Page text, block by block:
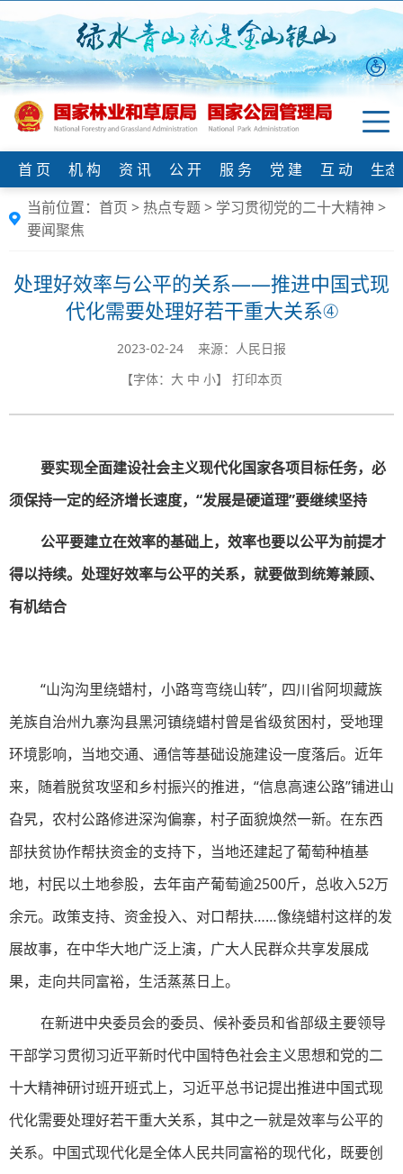
首 页 机 构 资 讯 公 开 服 务 党 建 互 动
生
当前位置： 首页 > 热点专题> 学习贯彻党的二十大精神 >
要闻聚焦
处理好效率与公平的关系——推进中国式现
代化需要处理好若干重大关系④
2023-02-24 来源：人民日报
【字体： 大 中 小】 打印本页
要实现全面建设社会主义现代化国家各项目标任务，必
须保持一定的经济增长速度，“发展是硬道理”要继续坚持
公平要建立在效率的基础上，效率也要以公平为前提才
得以持续。处理好效率与公平的关系，就要做到统筹兼顾、
有机结合
“山沟沟里绕蜡村，小路弯弯绕山转”，四川省阿坝藏族
羌族自治州九寨沟县黑河镇绕蜡村曾是省级贫困村，受地理
环境影响，当地交通、通信等基础设施建设一度落后。近年
来，随着脱贫攻坚和乡村振兴的推进，“信息高速公路”铺进山
旮旯，农村公路修进深沟偏寨，村子面貌焕然一新。在东西
部扶贫协作帮扶资金的支持下，当地还建起了葡萄种植基
地，村民以土地参股，去年亩产葡萄逾2500斤，总收入52万
余元。政策支持、资金投入、对口帮扶……像绕蜡村这样的发
展故事，在中华大地广泛上演，广大人民群众共享发展成
果，走向共同富裕，生活蒸蒸日上。
在新进中央委员会的委员、候补委员和省部级主要领导
干部学习贯彻习近平新时代中国特色社会主义思想和党的二
十大精神研讨班开班式上，习近平总书记提出推进中国式现
代化需要处理好若干重大关系，其中之一就是效率与公平的
关系。中国式现代化是全体人民共同富裕的现代化，既要创